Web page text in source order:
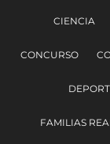
CIENCIA
CONCURSO
FAMILIAS